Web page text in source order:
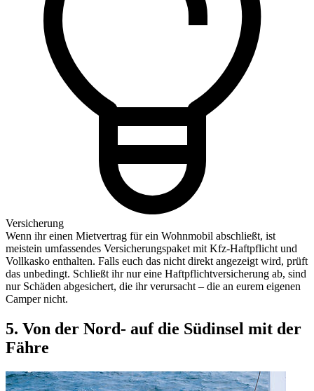
Versicherung
Wenn ihr einen Mietvertrag für ein Wohnmobil abschließt, ist
meistein umfassendes Versicherungspaket mit Kfz-Haftpflicht und
Vollkasko enthalten. Falls euch das nicht direkt angezeigt wird, prüft
das unbedingt. Schließt ihr nur eine Haftpflichtversicherung ab, sind
nur Schäden abgesichert, die ihr verursacht – die an eurem eigenen
Camper nicht.
5. Von der Nord- auf die Südinsel mit der
Fähre